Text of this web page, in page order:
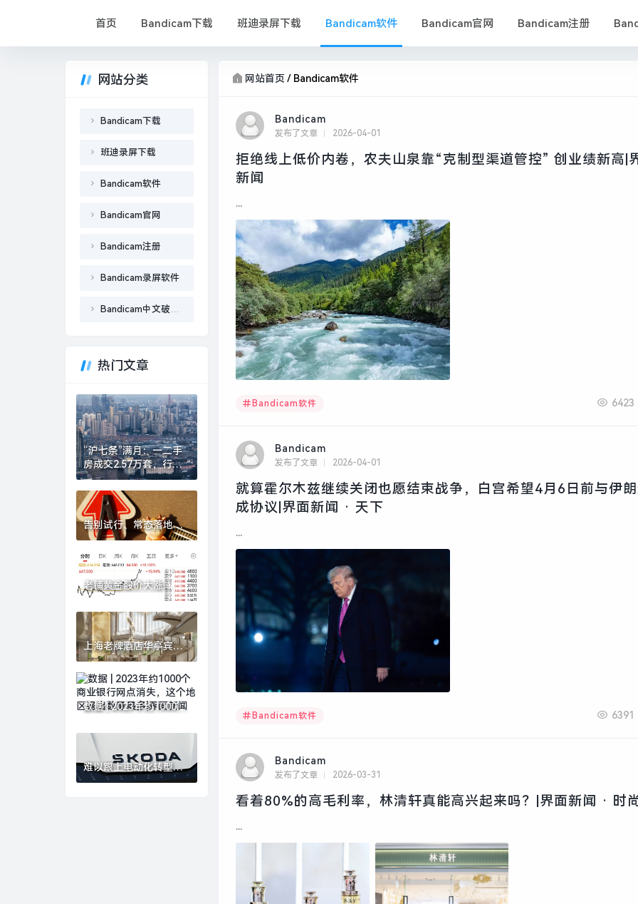
首页 Bandicam下载 班迪录屏下载 Bandicam软件 Bandicam官网 Bandicam注册
网站首页 / Bandicam软件
Bandicam
发布了文章 2026-04-01
拒绝线上低价内卷，农夫山泉靠“克制型渠道管控” 创业绩新高|
新闻
...
Bandicam软件 6423
Bandicam
发布了文章 2026-04-01
就算霍尔木兹继续关闭也愿结束战争，白宫希望4月6日前与伊
成协议|界面新闻 · 天下
...
Bandicam软件 6391
Bandicam
发布了文章 2026-03-31
看着80%的高毛利率，林清轩真能高兴起来吗？|界面新闻 · 时
...
网站分类
Bandicam下载
班迪录屏下载
Bandicam软件
Bandicam官网
Bandicam注册
Bandicam录屏软件
Bandicam中文破解版
热门文章
“沪七条”满月：一二手
房成交2.57万套，行业
称“金三确立、银四可
期”|界面新闻 · 地产
告别试行、常态落地，
券商“五篇大文章”专项
评价指标迎优化|界面新
闻
老铺黄金股价大涨
15%，去年净赚超48亿
元|界面新闻
上海老牌酒店华亭宾馆
更新开放，以海派文化
连接城市记忆|界面新闻
· 旅行
数据 | 2023年约1000个
个地区退出数量最多|界
面新闻
难以跟上电动化转型步
伐，大众中国回应斯柯